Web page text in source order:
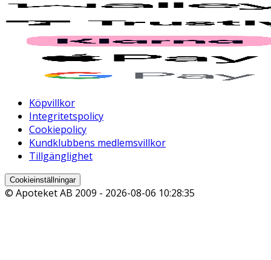
Köpvillkor
Integritetspolicy
Cookiepolicy
Kundklubbens medlemsvillkor
Tillgänglighet
Cookieinställningar
© Apoteket AB 2009 - 2026-08-06 10:28:35